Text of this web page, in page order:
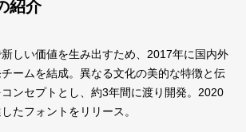
紹介
しい価値を生み出すため、2017年に国内外
ームを結成。異なる文化の美的な特徴と伝
ンセプトとし、約3年間に渡り開発。2020
たフォントをリリース。